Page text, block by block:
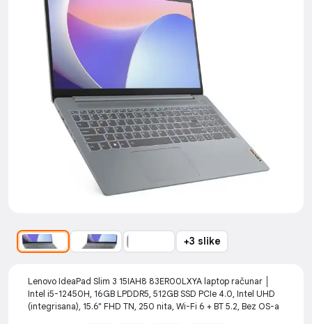
+3 slike
Lenovo IdeaPad Slim 3 15IAH8 83ER00LXYA laptop računar │
Intel i5-12450H, 16GB LPDDR5, 512GB SSD PCIe 4.0, Intel UHD
(integrisana), 15.6" FHD TN, 250 nita, Wi-Fi 6 + BT 5.2, Bez OS-a